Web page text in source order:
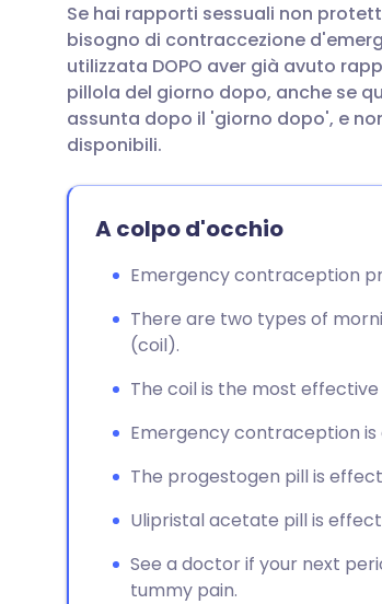
Condividi su LinkedIn
Condividi su X
Condividi via
🇮🇹 Italiano
🇮🇳 हिन्दी
🇸🇦 عربي
Se hai rapporti sessuali non
bisogno di contraccezione
utilizzata DOPO aver già avuto
pillola del giorno dopo, anche se
assunta dopo il 'giorno dopo', e
disponibili.
A colpo d'occhio
Emergency contraception
There are two types of
(coil).
The coil is the most
Emergency contraception is
The progestogen pill is
Ulipristal acetate pill is
See a doctor if your next
tummy pain.